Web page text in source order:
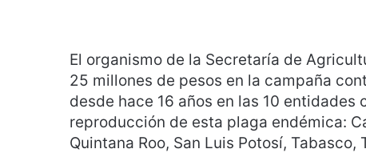
El organismo de la Secretaría de
25 millones de pesos en la campaña
desde hace 16 años en las 10
reproducción de esta plaga endémica:
Quintana Roo, San Luis Potosí,